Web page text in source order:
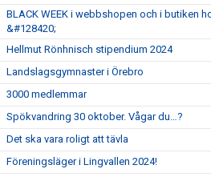
BLACK WEEK i webbshopen och i butiken
&#128420;
Hellmut Rönhnisch stipendium 2024
Landslagsgymnaster i Örebro
3000 medlemmar
Spökvandring 30 oktober. Vågar du…?
Det ska vara roligt att tävla
Föreningsläger i Lingvallen 2024!